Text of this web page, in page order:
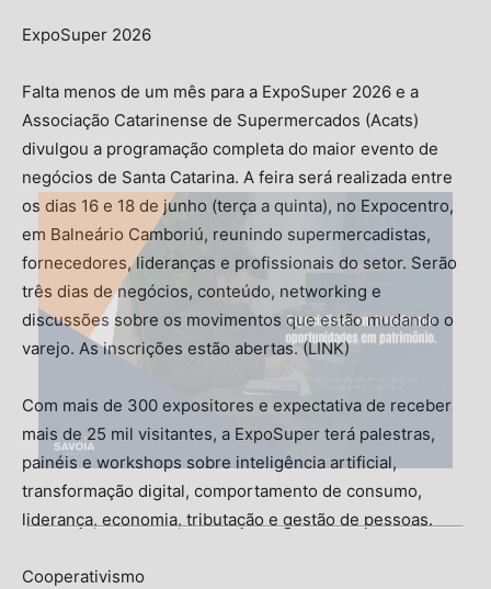
ExpoSuper 2026
Falta menos de um mês para a ExpoSuper 2026 e a
Associação Catarinense de Supermercados (Acats)
divulgou a programação completa do maior evento de
negócios de Santa Catarina. A feira será realizada entre
os dias 16 e 18 de junho (terça a quinta), no Expocentro,
em Balneário Camboriú, reunindo supermercadistas,
fornecedores, lideranças e profissionais do setor. Serão
três dias de negócios, conteúdo, networking e
discussões sobre os movimentos que estão mudando o
varejo. As inscrições estão abertas. (LINK)
Com mais de 300 expositores e expectativa de receber
mais de 25 mil visitantes, a ExpoSuper terá palestras,
painéis e workshops sobre inteligência artificial,
transformação digital, comportamento de consumo,
liderança, economia, tributação e gestão de pessoas.
Cooperativismo